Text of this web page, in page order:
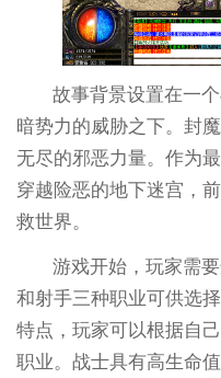
故事背景设置在一
暗势力的威胁之下。封
无尽的邪恶力量。作为
穿越险恶的地下迷宫，
救世界。
游戏开始，玩家需
和射手三种职业可供选
特点，玩家可以根据自
职业。战士具有高生命